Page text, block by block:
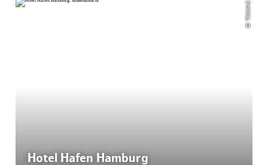
© TOMAS
Hotel Hafen Hamburg